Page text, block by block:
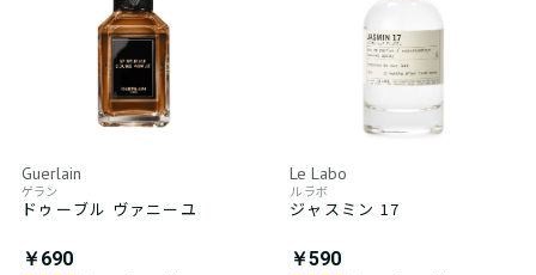
Guerlain
ゲラン
ドゥーブル ヴァニーユ
￥690
Le Labo
ル ラボ
ジャスミン 17
￥590